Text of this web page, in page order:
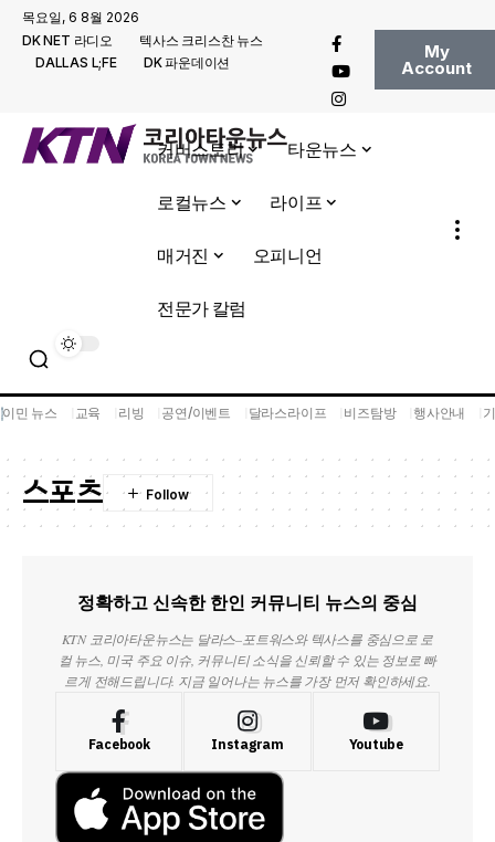
목요일, 6 8월 2026
DK NET 라디오
텍사스 크리스찬 뉴스
DALLAS L;FE
DK 파운데이션
My
Account
커버스토리 타운뉴스
로컬뉴스 라이프
매거진 오피니언
전문가 칼럼
이민 뉴스 교육 리빙 공연/이벤트 달라스라이프 비즈탐방 행사안내
스포츠
정확하고 신속한 한인 커뮤니티 뉴스의 중심
KTN 코리아타운뉴스는 달라스–포트워스와 텍사스를 중심으로 로
컬 뉴스, 미국 주요 이슈, 커뮤니티 소식을 신뢰할 수 있는 정보로 빠
르게 전해드립니다. 지금 일어나는 뉴스를 가장 먼저 확인하세요.
Facebook Instagram Youtube